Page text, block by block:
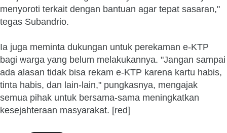
menyoroti terkait dengan bantuan agar tepat sasaran,"
tegas Subandrio.
Ia juga meminta dukungan untuk perekaman e-KTP
bagi warga yang belum melakukannya. "Jangan sampai
ada alasan tidak bisa rekam e-KTP karena kartu habis,
tinta habis, dan lain-lain," pungkasnya, mengajak
semua pihak untuk bersama-sama meningkatkan
kesejahteraan masyarakat. [red]